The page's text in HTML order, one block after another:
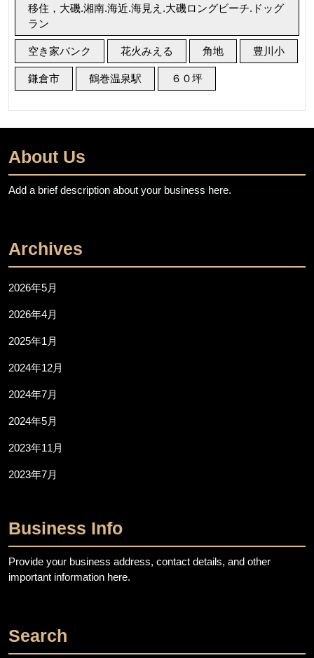
移住，大磯.湘南.海近.海見え.大磯ロングビーチ.ドッグ
ラン
空き家バンク 花火みえる 角地 豊川小
鎌倉市 鶴巻温泉駅 ６０坪
About Us
Add a brief description about your business here.
Archives
2026年5月
2026年4月
2025年1月
2024年12月
2024年7月
2024年5月
2023年11月
2023年7月
Business Info
Provide your business address, contact details, and other
important information here.
Search